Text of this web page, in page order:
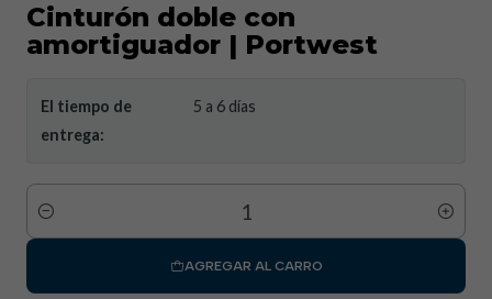
Cinturón doble con
amortiguador | Portwest
El tiempo de
entrega:
5 a 6 días
Cantidad
AGREGAR AL CARRO